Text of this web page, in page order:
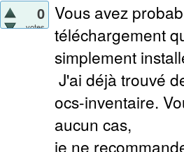
0
votes
Vous avez
téléchargement
simplement
J'ai déjà trouvé
ocs-inventaire.
aucun cas,
je ne